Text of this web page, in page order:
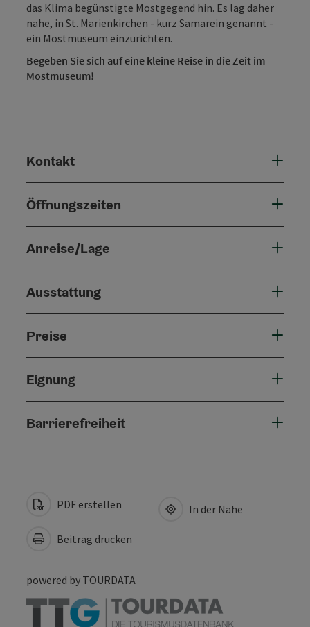
das Klima begünstigte Mostgegend hin. Es lag daher
nahe, in St. Marienkirchen - kurz Samarein genannt -
ein Mostmuseum einzurichten.
Begeben Sie sich auf eine kleine Reise in die Zeit im
Mostmuseum!
Kontakt
Öffnungszeiten
Anreise/Lage
Ausstattung
Preise
Eignung
Barrierefreiheit
PDF erstellen
Beitrag drucken
In der Nähe
powered by TOURDATA